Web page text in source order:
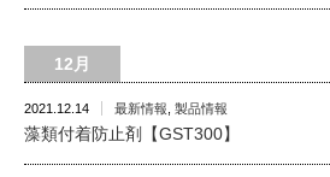
12月
2021.12.14 最新情報 製品情報
藻類付着防止剤【GST300】